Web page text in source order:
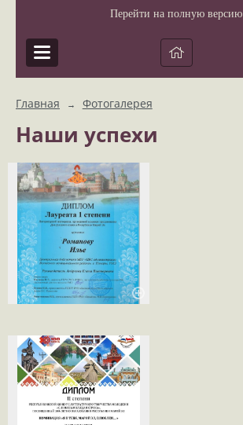
Перейти на полную версию
Главная → Фотогалерея
Наши успехи